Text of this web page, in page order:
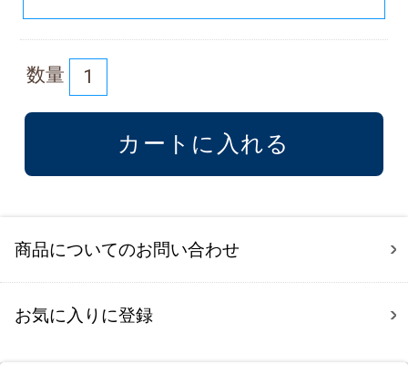
数量
商品についてのお問い合わせ
お気に入りに登録